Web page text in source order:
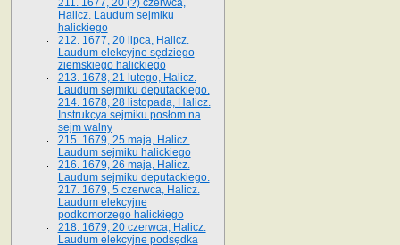
211. 1677, 20 (?) czerwca,
Halicz. Laudum sejmiku
halickiego
212. 1677, 20 lipca, Halicz.
Laudum elekcyjne sędziego
ziemskiego halickiego
213. 1678, 21 lutego, Halicz.
Laudum sejmiku deputackiego.
214. 1678, 28 listopada, Halicz.
Instrukcya sejmiku posłom na
sejm walny
215. 1679, 25 maja, Halicz.
Laudum sejmiku halickiego
216. 1679, 26 maja, Halicz.
Laudum sejmiku deputackiego.
217. 1679, 5 czerwca, Halicz.
Laudum elekcyjne
podkomorzego halickiego
218. 1679, 20 czerwca, Halicz.
Laudum elekcyjne podsędka